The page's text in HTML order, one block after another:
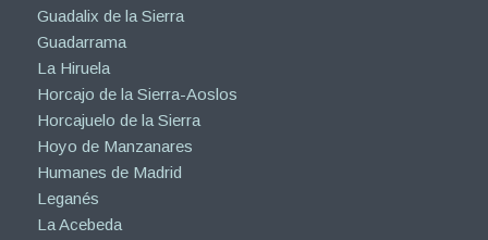
Guadalix de la Sierra
Guadarrama
La Hiruela
Horcajo de la Sierra-Aoslos
Horcajuelo de la Sierra
Hoyo de Manzanares
Humanes de Madrid
Leganés
La Acebeda